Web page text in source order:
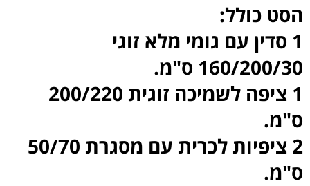
הסט כולל:
1 סדין עם גומי מלא זוגי
160/200/30 ס"מ.
1 ציפה לשמיכה זוגית 200/220
ס"מ.
2 ציפיות לכרית עם מסגרת 50/70
ס"מ.